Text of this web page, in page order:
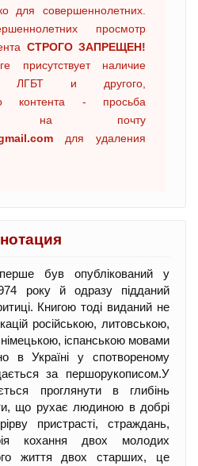
для совершеннолетних.
просмотр
СТРОГО ЗАПРЕЩЕН!
присутствует наличие
ЛГБТ и другого,
контента - просьба
на почту
для удаления
був опублікований у
року й одразу підданий
Книгою тоді виданий не
російською, литовською,
іспанською мовами
в Україні у спотвореному
за першорукописом.У
проглянути в глибінь
що рухає людиною в добрі
пристрасті, страждань,
кохання двох молодих
життя двох старших, це